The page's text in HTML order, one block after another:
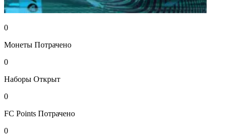
0
Монеты Потрачено
0
Наборы Открыт
0
FC Points Потрачено
0